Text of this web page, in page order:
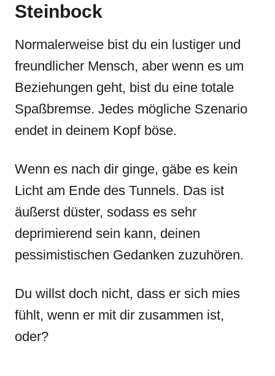
Steinbock
Normalerweise bist du ein lustiger und
freundlicher Mensch, aber wenn es um
Beziehungen geht, bist du eine totale
Spaßbremse. Jedes mögliche Szenario
endet in deinem Kopf böse.
Wenn es nach dir ginge, gäbe es kein
Licht am Ende des Tunnels. Das ist
äußerst düster, sodass es sehr
deprimierend sein kann, deinen
pessimistischen Gedanken zuzuhören.
Du willst doch nicht, dass er sich mies
fühlt, wenn er mit dir zusammen ist,
oder?